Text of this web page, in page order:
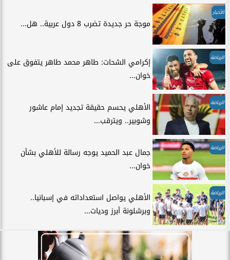
الأخبار
موجة حر جديدة تضرب 8 دول عربية.. هل...
الرياضة
إكرامي الشحات: طاهر محمد طاهر يتفوق على
خوان...
الرياضة
الأهلي يحسم حقيقة تجديد إمام عاشور
وشوبير.. ويترقب...
الرياضة
جمال عبد الحميد يوجه رسالة للأهلي بشأن
خوان...
الرياضة
الأهلي يواصل استعداداته في إسبانيا..
وبرشلونة أبرز وديات...